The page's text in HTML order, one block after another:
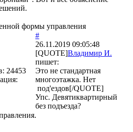
формы управления
24453
#
26.11.2019 09:05:48
[QUOTE]Владимир И.
пишет:
Это не стандартная
многоэтажка. Нет
под'ездов[/QUOTE]
Упс. Девятиквартирный
без подъезда?